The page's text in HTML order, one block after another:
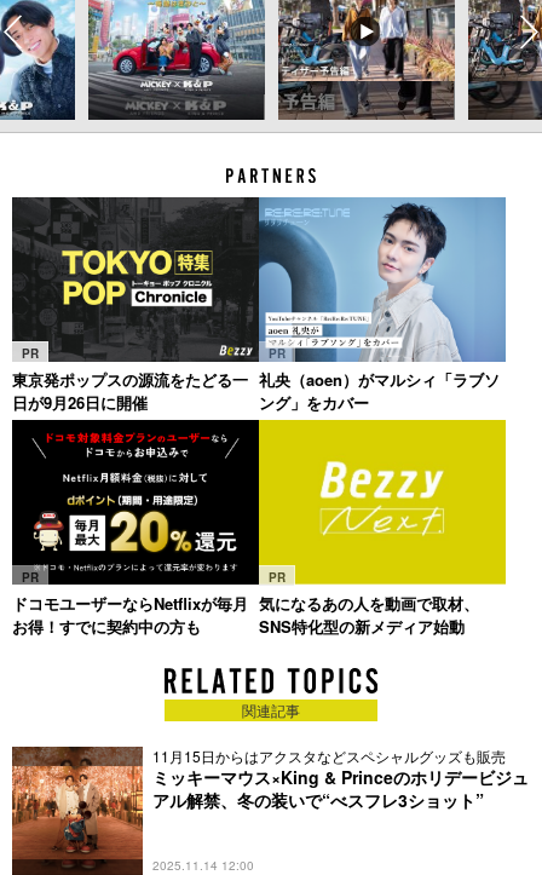
PR
東京発ポップスの源流をたどる一
日が9月26日に開催
PR
礼央（aoen）がマルシィ「ラブソ
ング」をカバー
PR
ドコモユーザーならNetflixが毎月
お得！すでに契約中の方も
PR
気になるあの人を動画で取材、
SNS特化型の新メディア始動
関連記事
11月15日からはアクスタなどスペシャルグッズも販売
ミッキーマウス×King & Princeのホリデービジュ
アル解禁、冬の装いで“べスフレ3ショット”
2025.11.14 12:00